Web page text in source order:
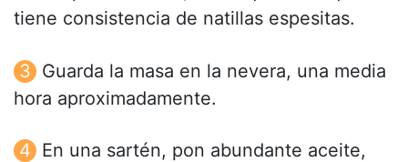
tiene consistencia de natillas espesitas.
Guarda la masa en la nevera, una media
hora aproximadamente.
En una sartén, pon abundante aceite,